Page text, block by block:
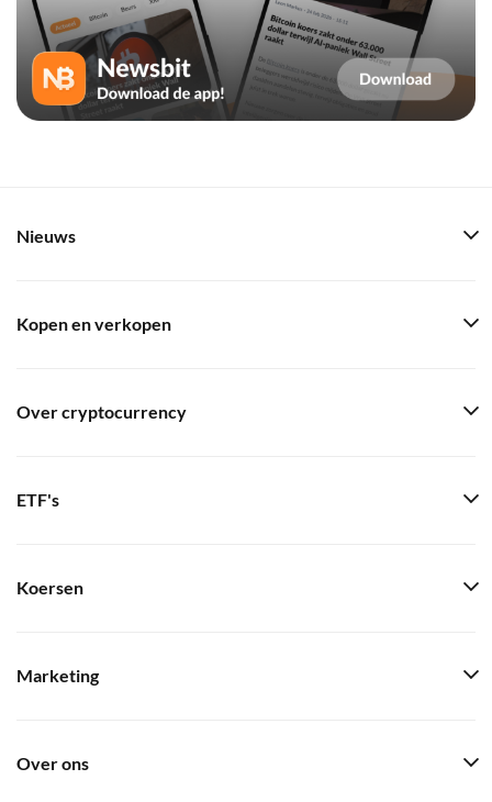
Nieuws
Kopen en verkopen
Over cryptocurrency
ETF's
Koersen
Marketing
Over ons